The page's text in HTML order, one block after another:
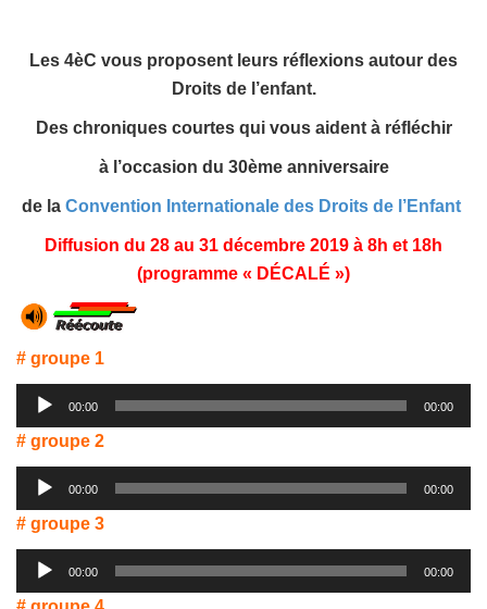
Les 4èC vous proposent leurs réflexions autour des
Droits de l’enfant.
Des chroniques courtes qui vous aident à réfléchir
à l’occasion du 30ème anniversaire
de la Convention Internationale des Droits de l’Enfant
Diffusion du 28 au 31 décembre 2019 à 8h et 18h
(programme « DÉCALÉ »)
# groupe 1
Lecteur
audio
00:00 00:00
# groupe 2
Lecteur
audio
00:00 00:00
# groupe 3
Lecteur
audio
00:00 00:00